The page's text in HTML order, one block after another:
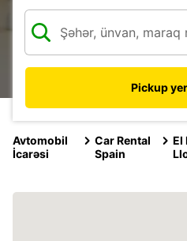
Pickup
Avtomobil
İcarəsi
Car Rental
Spain
El